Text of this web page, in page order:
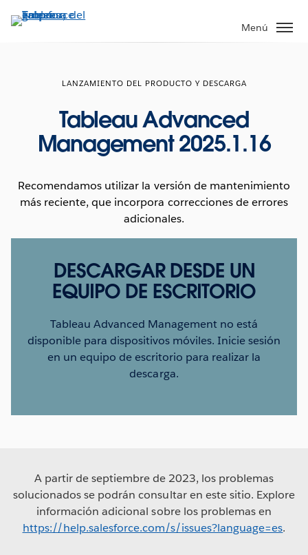
Menú
LANZAMIENTO DEL PRODUCTO Y DESCARGA
Tableau Advanced
Management 2025.1.16
Recomendamos utilizar la versión de mantenimiento
más reciente, que incorpora correcciones de errores
adicionales.
DESCARGAR DESDE UN
EQUIPO DE ESCRITORIO
Tableau Advanced Management no está
disponible para dispositivos móviles. Inicie sesión
en un equipo de escritorio para realizar la
descarga.
A partir de septiembre de 2023, los problemas
solucionados se podrán consultar en este sitio. Explore
información adicional sobre los problemas en
https://help.salesforce.com/s/issues?language=es.